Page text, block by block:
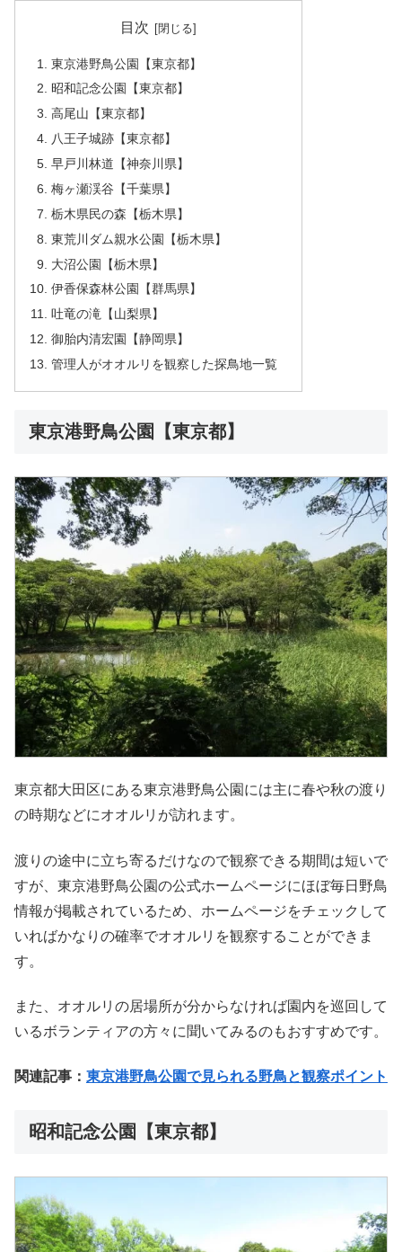
目次
東京港野鳥公園【東京都】
昭和記念公園【東京都】
高尾山【東京都】
八王子城跡【東京都】
早戸川林道【神奈川県】
梅ヶ瀬渓谷【千葉県】
栃木県民の森【栃木県】
東荒川ダム親水公園【栃木県】
大沼公園【栃木県】
伊香保森林公園【群馬県】
吐竜の滝【山梨県】
御胎内清宏園【静岡県】
管理人がオオルリを観察した探鳥地一覧
東京港野鳥公園【東京都】
東京都大田区にある東京港野鳥公園には主に春や秋の渡り
の時期などにオオルリが訪れます。
渡りの途中に立ち寄るだけなので観察できる期間は短いで
すが、東京港野鳥公園の公式ホームページにほぼ毎日野鳥
情報が掲載されているため、ホームページをチェックして
いればかなりの確率でオオルリを観察することができま
す。
また、オオルリの居場所が分からなければ園内を巡回して
いるボランティアの方々に聞いてみるのもおすすめです。
関連記事： 東京港野鳥公園で見られる野鳥と観察ポイント
昭和記念公園【東京都】